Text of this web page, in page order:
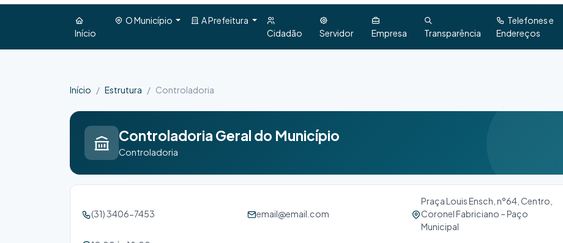
Início
O Município
A Prefeitura
Cidadão
Servidor Empresa Transparência
Telefones e
Endereços
Início Estrutura Controladoria
Controladoria Geral do Município
Controladoria
(31) 3406-7453 email@email.com
Praça Louis Ensch, n°64, Centro,
Coronel Fabriciano – Paço
Municipal